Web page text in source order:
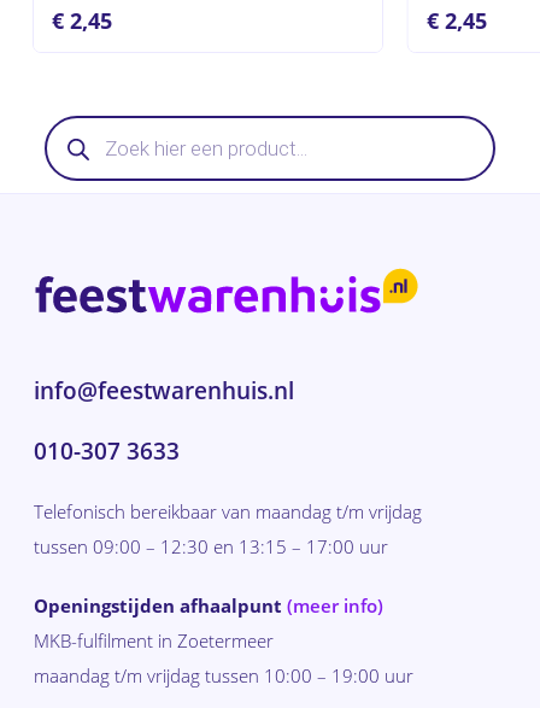
€2,45 €2,45
Producten
zoeken
info@feestwarenhuis.nl
010-307 3633
Telefonisch bereikbaar van maandag t/m vrijdag
tussen 09:00 – 12:30 en 13:15 – 17:00 uur
Openingstijden afhaalpunt (meer info)
MKB-fulfilment in Zoetermeer
maandag t/m vrijdag tussen 10:00 – 19:00 uur